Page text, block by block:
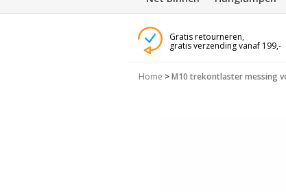
Gratis retourneren,
gratis verzending vanaf 199,-
Home >M10 trekontlaster messing